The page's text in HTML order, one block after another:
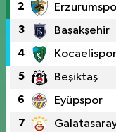
2
3 Başakşehir
4 Kocaelispor
5 Beşiktaş
6 Eyüpspor
7